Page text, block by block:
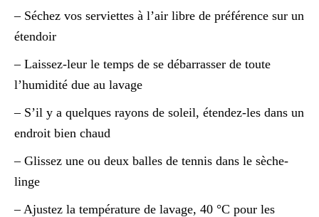
– Séchez vos serviettes à l’air libre de préférence sur un
étendoir
– Laissez-leur le temps de se débarrasser de toute
l’humidité due au lavage
– S’il y a quelques rayons de soleil, étendez-les dans un
endroit bien chaud
– Glissez une ou deux balles de tennis dans le sèche-
linge
– Ajustez la température de lavage, 40 °C pour les